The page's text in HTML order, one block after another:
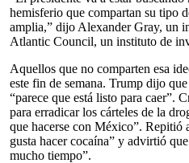
hemisferio que compartan su tipo
amplia,” dijo Alexander Gray, un
Atlantic Council, un instituto de
Aquellos que no comparten esa
este fin de semana. Trump dijo
“parece que está listo para caer”.
para erradicar los cárteles de la
que hacerse con México”. Repitió
gusta hacer cocaína” y advirtió
mucho tiempo”.